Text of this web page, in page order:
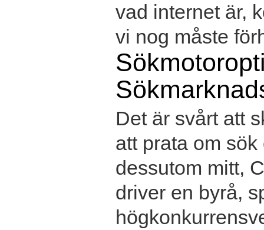
vad internet är,
vi nog måste
Det är svårt att
att prata om
dessutom mitt,
driver en byrå,